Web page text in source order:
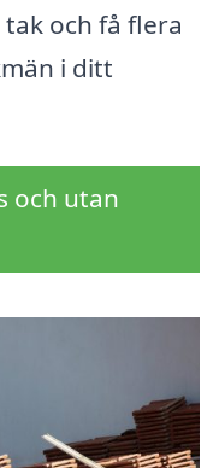
och få flera
i ditt
och utan